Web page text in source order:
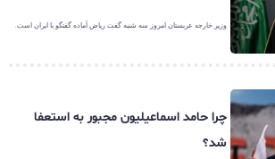
وزیر خارجه عربستان امروز سه شنبه گفت ریاض آماده گفتگو با ایران است.
چرا حامد اسماعیلیون مجبور به استعفا
شد؟